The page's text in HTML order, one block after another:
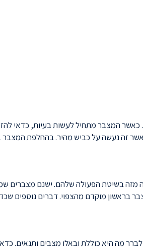
המצבר מתחיל לעשות בעיות, כדאי
זה נעשה על כביש מהיר. בהחלפת
מזה בשיטת הפעולה שלהם. ישנם מצברים
בראשון מוקדם מהצפוי. דברים נוספים
מה היא כוללת ובאלו מצבים ותנאים.